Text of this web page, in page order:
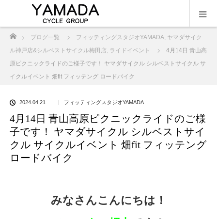
ブログ一覧 フィッティングスタジオYAMADA, ヤマダサイク
ル神戸店&シルベストサイクル梅田店, ライドイベント
4月14日 青山高
原ピクニックライドのご様子です！ ヤマダサイクル シルベストサイクル サ
イクルイベント 畑fit フィッテング ロードバイク
2024.04.21 フィッティングスタジオYAMADA
4月14日 青山高原ピクニックライドのご様
子です！ ヤマダサイクル シルベストサイ
クル サイクルイベント 畑fit フィッテング
ロードバイク
みなさんこんにちは！